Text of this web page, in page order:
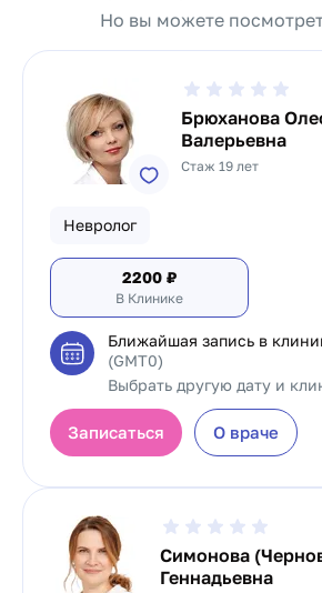
Но вы можете
Брюханова
Валерьевна
Стаж 19 лет
Невролог
2200 ₽
В Клинике
Ближайшая запись в
(GMT0)
Выбрать другую дату и
Записаться О враче
Симонова
Геннадьевна